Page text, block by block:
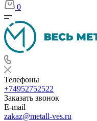
0
Телефоны
+74952752522
Заказать звонок
E-mail
zakaz@metall-ves.ru